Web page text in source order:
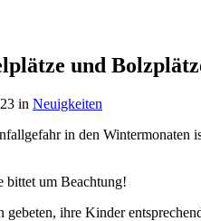
und
in Neuigkeiten
in den Wintermonaten
bittet um Beachtung!
gebeten, ihre Kinder